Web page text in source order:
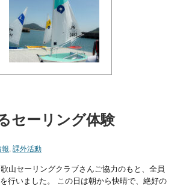
セーリング体験
報, 課外活動
山セーリングクラブさんご協力のもと、全員
行いました。 この日は朝から快晴で、絶好の